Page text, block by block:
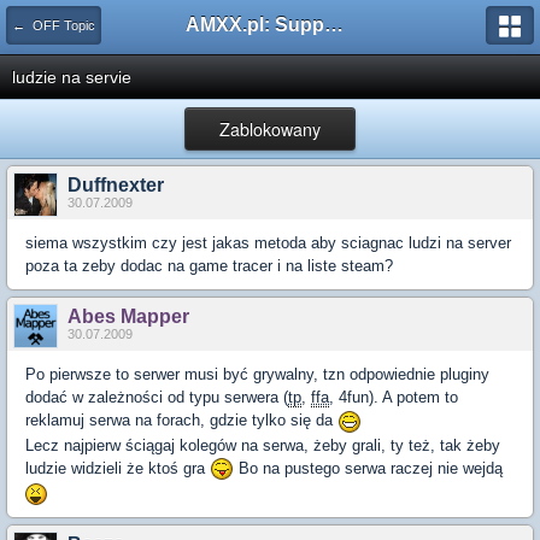
← OFF Topic AMXX.pl: Support AMX Mod X i SourceMod
ludzie na servie
Zablokowany
Duffnexter
30.07.2009
siema wszystkim czy jest jakas metoda aby sciagnac ludzi na server
poza ta zeby dodac na game tracer i na liste steam?
Abes Mapper
30.07.2009
Po pierwsze to serwer musi być grywalny, tzn odpowiednie pluginy
dodać w zależności od typu serwera (tp, ffa, 4fun). A potem to
reklamuj serwa na forach, gdzie tylko się da
Lecz najpierw ściągaj kolegów na serwa, żeby grali, ty też, tak żeby
ludzie widzieli że ktoś gra
Bo na pustego serwa raczej nie wejdą